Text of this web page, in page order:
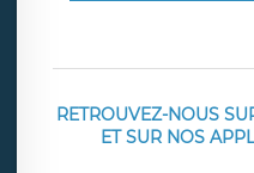
RETROUVEZ-NOUS
ET SUR NOS